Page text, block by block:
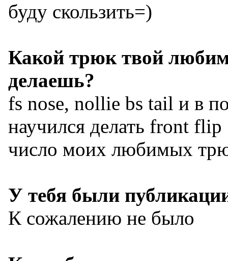
буду скользить=)
Какой трюк твой
делаешь?
fs nose, nollie bs tail и в
научился делать front
число моих любимых
У тебя были
К сожалению не было